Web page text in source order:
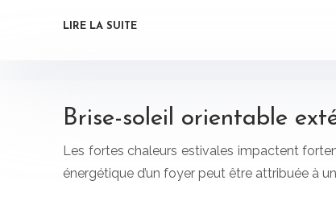
LIRE LA SUITE
Brise-soleil orientable
Les fortes chaleurs estivales impactent
énergétique d’un foyer peut être attribuée à